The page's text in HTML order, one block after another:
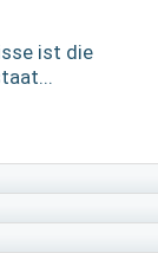
ist die